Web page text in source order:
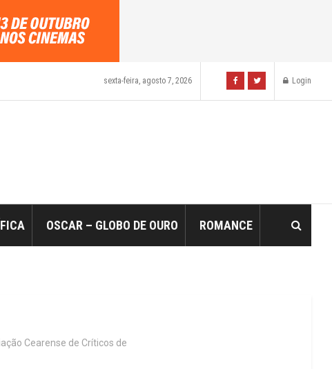
sexta-feira, agosto 7, 2026 Login
OSCAR – GLOBO DE OURO ROMANCE
Cearense de Críticos de